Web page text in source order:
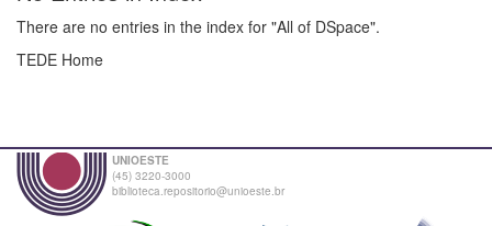
There are no entries in the index for "All of DSpace".
TEDE Home
UNIOESTE
(45) 3220-3000
biblioteca.repositorio@unioeste.br